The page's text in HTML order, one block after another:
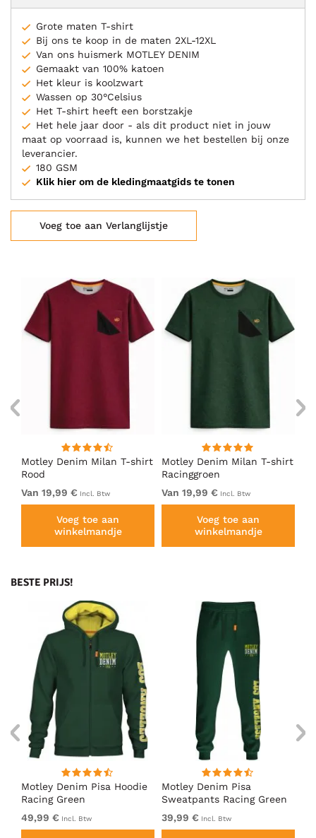
Grote maten T-shirt
Bij ons te koop in de maten 2XL-12XL
Van ons huismerk MOTLEY DENIM
Gemaakt van 100% katoen
Het kleur is koolzwart
Wassen op 30°Celsius
Het T-shirt heeft een borstzakje
Het hele jaar door - als dit product niet in jouw
maat op voorraad is, kunnen we het bestellen bij onze
leverancier.
180 GSM
Klik hier om de kledingmaatgids te tonen
Voeg toe aan Verlanglijstje
Motley Denim Milan T-shirt
Rood
Van 19,99 € Incl. Btw
Voeg toe aan
winkelmandje
Motley Denim Milan T-shirt
Racinggroen
Van 19,99 € Incl. Btw
Voeg toe aan
winkelmandje
BESTE PRIJS!
Motley Denim Pisa Hoodie
Racing Green
49,99 € Incl. Btw
Motley Denim Pisa
Sweatpants Racing Green
39,99 € Incl. Btw